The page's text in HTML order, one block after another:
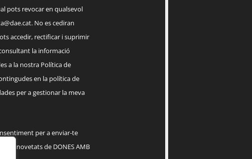
pots revocar en qualsevol
. No es cediran
accedir, rectificar i suprimir
la informació
a la nostra Política de
en la política de
per a gestionar la meva
per a enviar-te
novetats de DONES AMB